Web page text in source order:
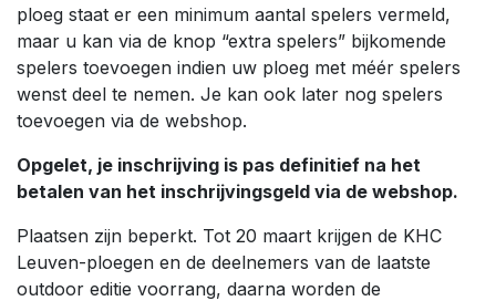
ploeg staat er een minimum aantal spelers vermeld,
maar u kan via de knop “extra spelers” bijkomende
spelers toevoegen indien uw ploeg met méér spelers
wenst deel te nemen. Je kan ook later nog spelers
toevoegen via de webshop.
Opgelet, je inschrijving is pas definitief na het
betalen van het inschrijvingsgeld via de webshop.
Plaatsen zijn beperkt. Tot 20 maart krijgen de KHC
Leuven-ploegen en de deelnemers van de laatste
outdoor editie voorrang, daarna worden de